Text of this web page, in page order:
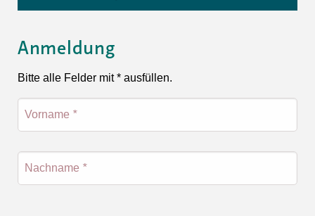
Anmeldung
Bitte alle Felder mit * ausfüllen.
Vorname *
Nachname *